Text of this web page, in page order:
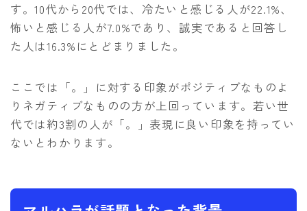
す。10代から20代では、冷たいと感じる人が22.1%、
怖いと感じる人が7.0%であり、誠実であると回答し
た人は16.3%にとどまりました。
ここでは「。」に対する印象がポジティブなものよ
りネガティブなものの方が上回っています。若い世
代では約3割の人が「。」表現に良い印象を持ってい
ないとわかります。